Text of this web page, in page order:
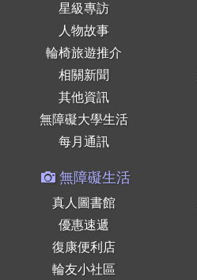
星級專訪
人物故事
輪椅旅遊推介
相關新聞
其他資訊
無障礙大學生活
每月通訊
無障礙生活
真人圖書館
優惠速遞
復康便利店
輪友小社區